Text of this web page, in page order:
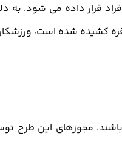
قرار داده می شود. به
کشیده شده است،
مجوزهای این طرح